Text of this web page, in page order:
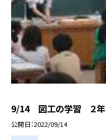
9/14 図工の学習 ２年
公開日 2022/09/14